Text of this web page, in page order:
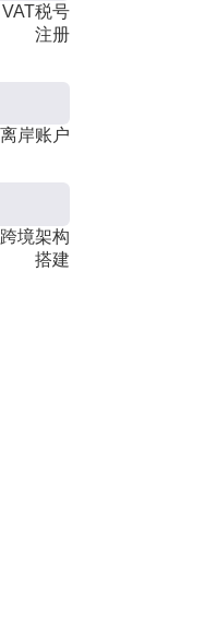
VAT税号
注册
离岸账户
跨境架构
搭建